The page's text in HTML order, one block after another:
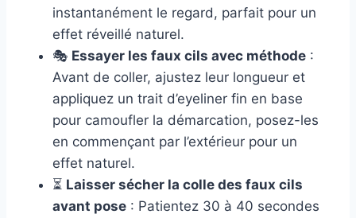
instantanément le regard, parfait pour un
effet réveillé naturel.
🎭 Essayer les faux cils avec méthode :
Avant de coller, ajustez leur longueur et
appliquez un trait d’eyeliner fin en base
pour camoufler la démarcation, posez-les
en commençant par l’extérieur pour un
effet naturel.
⏳ Laisser sécher la colle des faux cils
avant pose : Patientez 30 à 40 secondes